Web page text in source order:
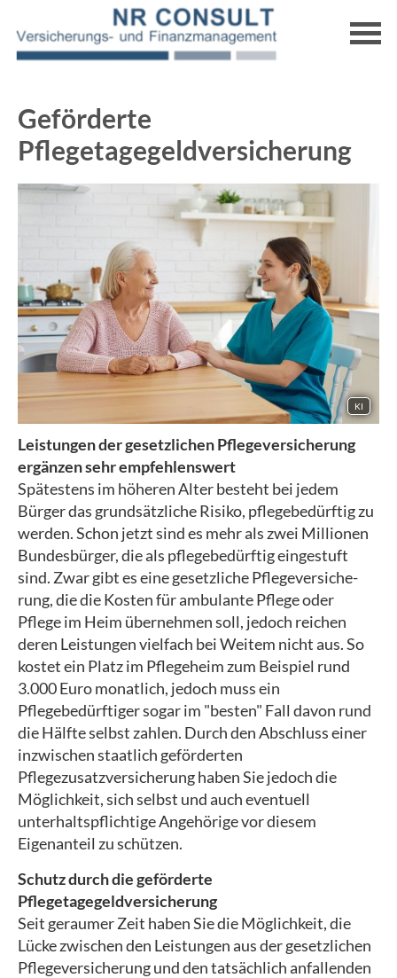
Geförderte
Pflegetagegeldversicherung
KI
Leistungen der gesetzlichen Pflege­ver­si­che­rung
ergänzen sehr empfehlenswert
Spätestens im höheren Alter besteht bei jedem
Bürger das grundsätzliche Risiko, pflegebedürftig zu
werden. Schon jetzt sind es mehr als zwei Millionen
Bundesbürger, die als pflegebedürftig eingestuft
sind. Zwar gibt es eine gesetzliche Pflege­ver­si­che­
rung, die die Kosten für ambulante Pflege oder
Pflege im Heim übernehmen soll, jedoch reichen
deren Leistungen vielfach bei Weitem nicht aus. So
kostet ein Platz im Pflegeheim zum Beispiel rund
3.000 Euro monatlich, jedoch muss ein
Pflegebedürftiger sogar im "besten" Fall davon rund
die Hälfte selbst zahlen. Durch den Abschluss einer
inzwischen staatlich geförderten
Pflegezusatzversicherung haben Sie jedoch die
Möglichkeit, sich selbst und auch eventuell
unterhaltspflichtige Angehörige vor diesem
Eigenanteil zu schützen.
Schutz durch die geförderte
Pflegetagegeldversicherung
Seit geraumer Zeit haben Sie die Möglichkeit, die
Lücke zwischen den Leistungen aus der gesetzlichen
Pflege­ver­si­che­rung und den tatsächlich anfallenden